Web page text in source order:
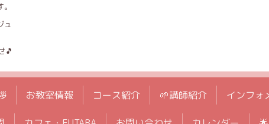
ュ
🎵
お教室情報 コース紹介 🌱講師紹介 インフォ